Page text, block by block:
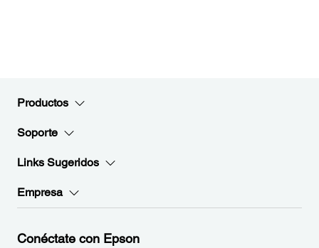
Productos
Soporte
Links Sugeridos
Empresa
Conéctate con Epson